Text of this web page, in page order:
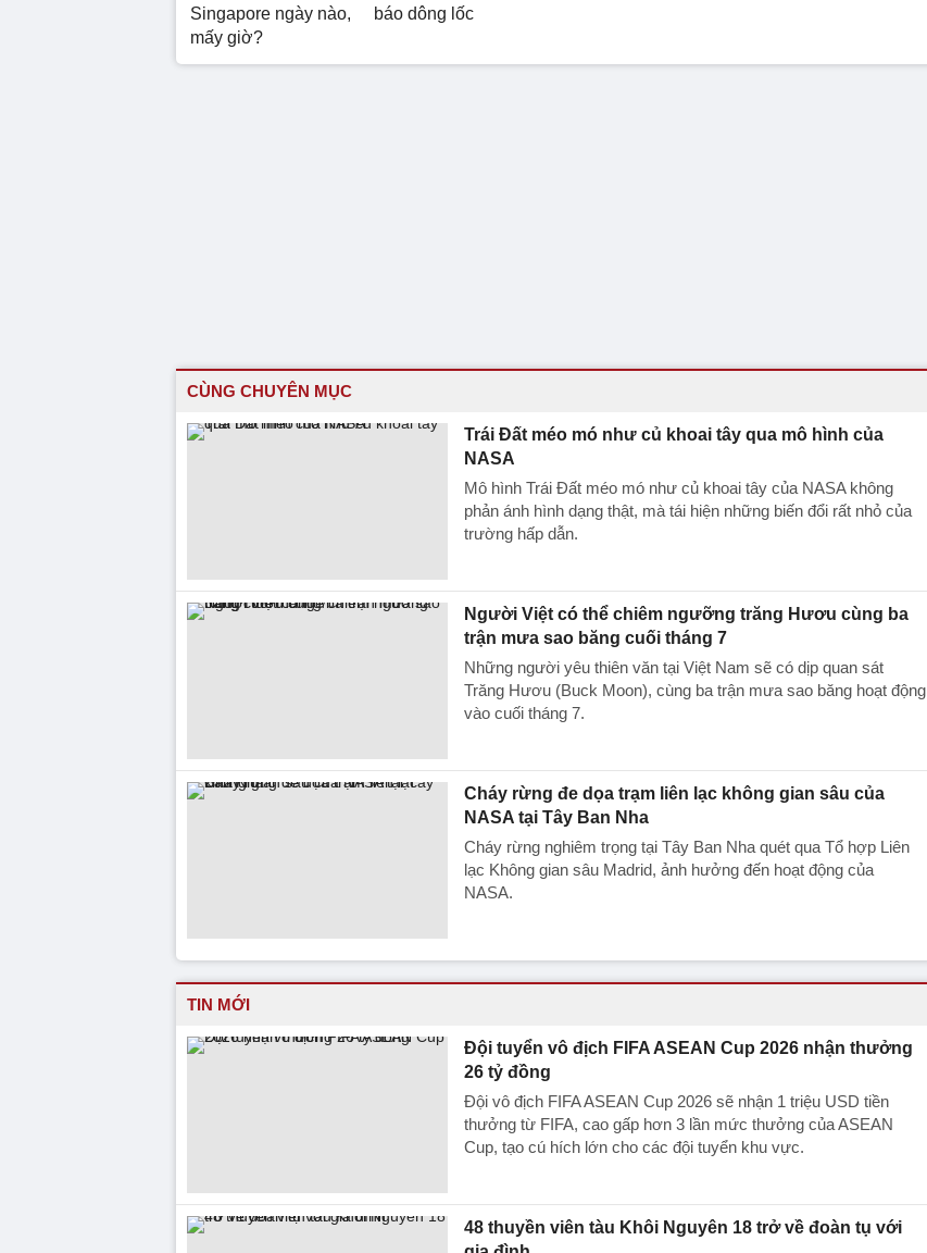
Singapore ngày nào,
mấy giờ?
báo dông lốc
CÙNG CHUYÊN MỤC
Trái Đất méo mó như củ khoai tây qua mô hình của
NASA
Mô hình Trái Đất méo mó như củ khoai tây của NASA không
phản ánh hình dạng thật, mà tái hiện những biến đổi rất nhỏ của
trường hấp dẫn.
Người Việt có thể chiêm ngưỡng trăng Hươu cùng ba
trận mưa sao băng cuối tháng 7
Những người yêu thiên văn tại Việt Nam sẽ có dịp quan sát
Trăng Hươu (Buck Moon), cùng ba trận mưa sao băng hoạt động
vào cuối tháng 7.
Cháy rừng đe dọa trạm liên lạc không gian sâu của
NASA tại Tây Ban Nha
Cháy rừng nghiêm trọng tại Tây Ban Nha quét qua Tổ hợp Liên
lạc Không gian sâu Madrid, ảnh hưởng đến hoạt động của
NASA.
TIN MỚI
Đội tuyển vô địch FIFA ASEAN Cup 2026 nhận thưởng
26 tỷ đồng
Đội vô địch FIFA ASEAN Cup 2026 sẽ nhận 1 triệu USD tiền
thưởng từ FIFA, cao gấp hơn 3 lần mức thưởng của ASEAN
Cup, tạo cú hích lớn cho các đội tuyển khu vực.
48 thuyền viên tàu Khôi Nguyên 18 trở về đoàn tụ với